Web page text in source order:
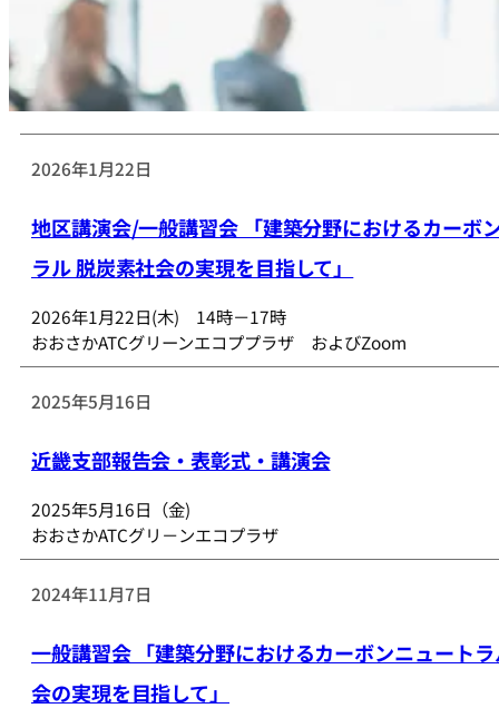
2026年1月22日
地区講演会/一般講習会 「建築分野におけるカーボ
ラル 脱炭素社会の実現を目指して」
2026年1月22日(木) 14時－17時
おおさかATCグリーンエコププラザ およびZoom
2025年5月16日
近畿支部報告会・表彰式・講演会
2025年5月16日（金)
おおさかATCグリ－ンエコプラザ
2024年11月7日
一般講習会 「建築分野におけるカーボンニュート
会の実現を目指して」